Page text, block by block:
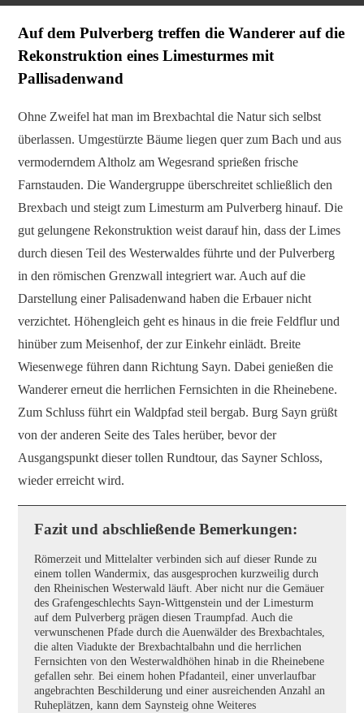
Auf dem Pulverberg treffen die Wanderer auf die
Rekonstruktion eines Limesturmes mit
Pallisadenwand
Ohne Zweifel hat man im Brexbachtal die Natur sich selbst
überlassen. Umgestürzte Bäume liegen quer zum Bach und aus
vermoderndem Altholz am Wegesrand sprießen frische
Farnstauden. Die Wandergruppe überschreitet schließlich den
Brexbach und steigt zum Limesturm am Pulverberg hinauf. Die
gut gelungene Rekonstruktion weist darauf hin, dass der Limes
durch diesen Teil des Westerwaldes führte und der Pulverberg
in den römischen Grenzwall integriert war. Auch auf die
Darstellung einer Palisadenwand haben die Erbauer nicht
verzichtet. Höhengleich geht es hinaus in die freie Feldflur und
hinüber zum Meisenhof, der zur Einkehr einlädt. Breite
Wiesenwege führen dann Richtung Sayn. Dabei genießen die
Wanderer erneut die herrlichen Fernsichten in die Rheinebene.
Zum Schluss führt ein Waldpfad steil bergab. Burg Sayn grüßt
von der anderen Seite des Tales herüber, bevor der
Ausgangspunkt dieser tollen Rundtour, das Sayner Schloss,
wieder erreicht wird.
Fazit und abschließende Bemerkungen:
Römerzeit und Mittelalter verbinden sich auf dieser Runde zu
einem tollen Wandermix, das ausgesprochen kurzweilig durch
den Rheinischen Westerwald läuft. Aber nicht nur die Gemäuer
des Grafengeschlechts Sayn-Wittgenstein und der Limesturm
auf dem Pulverberg prägen diesen Traumpfad. Auch die
verwunschenen Pfade durch die Auenwälder des Brexbachtales,
die alten Viadukte der Brexbachtalbahn und die herrlichen
Fernsichten von den Westerwaldhöhen hinab in die Rheinebene
gefallen sehr. Bei einem hohen Pfadanteil, einer unverlaufbar
angebrachten Beschilderung und einer ausreichenden Anzahl an
Ruheplätzen, kann dem Saynsteig ohne Weiteres